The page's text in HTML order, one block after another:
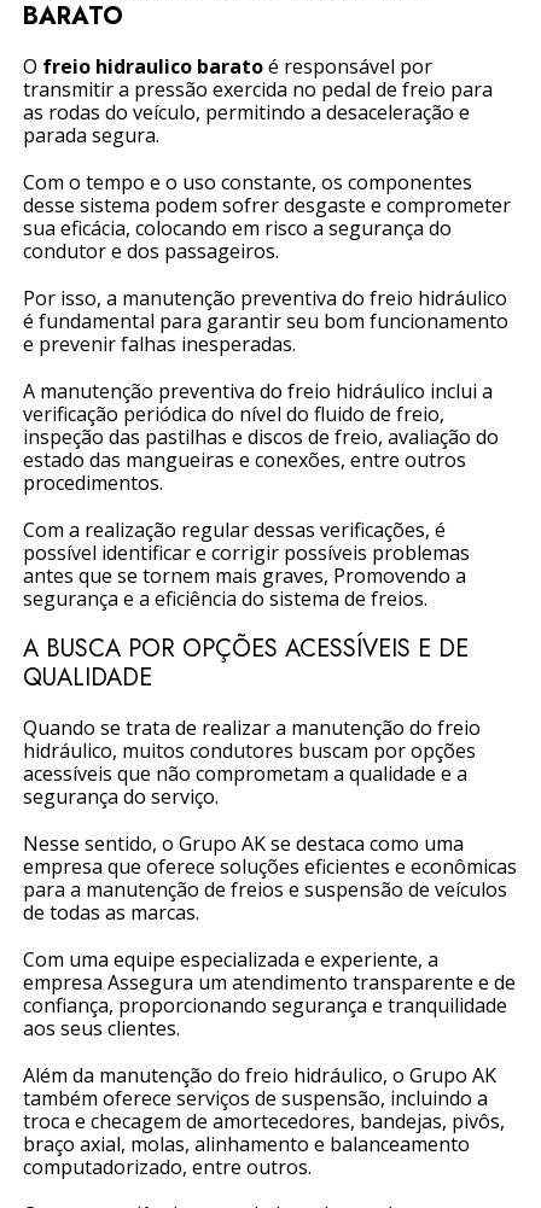
BARATO
O freio hidraulico baratoé responsável por
transmitir a pressão exercida no pedal de freio para
as rodas do veículo, permitindo a desaceleração e
parada segura.
Com o tempo e o uso constante, os componentes
desse sistema podem sofrer desgaste e comprometer
sua eficácia, colocando em risco a segurança do
condutor e dos passageiros.
Por isso, a manutenção preventiva do freio hidráulico
é fundamental para garantir seu bom funcionamento
e prevenir falhas inesperadas.
A manutenção preventiva do freio hidráulico inclui a
verificação periódica do nível do fluido de freio,
inspeção das pastilhas e discos de freio, avaliação do
estado das mangueiras e conexões, entre outros
procedimentos.
Com a realização regular dessas verificações, é
possível identificar e corrigir possíveis problemas
antes que se tornem mais graves, Promovendo a
segurança e a eficiência do sistema de freios.
A BUSCA POR OPÇÕES ACESSÍVEIS E DE
QUALIDADE
Quando se trata de realizar a manutenção do freio
hidráulico, muitos condutores buscam por opções
acessíveis que não comprometam a qualidade e a
segurança do serviço.
Nesse sentido, o Grupo AK se destaca como uma
empresa que oferece soluções eficientes e econômicas
para a manutenção de freios e suspensão de veículos
de todas as marcas.
Com uma equipe especializada e experiente, a
empresa Assegura um atendimento transparente e de
confiança, proporcionando segurança e tranquilidade
aos seus clientes.
Além da manutenção do freio hidráulico, o Grupo AK
também oferece serviços de suspensão, incluindo a
troca e checagem de amortecedores, bandejas, pivôs,
braço axial, molas, alinhamento e balanceamento
computadorizado, entre outros.